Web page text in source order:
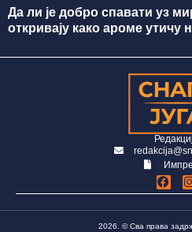
Да ли је добро спавати уз
откривају како ароме утичу
2026. © Сва права